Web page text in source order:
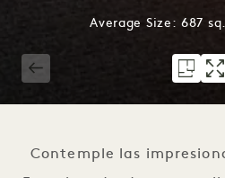
Average Size: 687
Contemple las